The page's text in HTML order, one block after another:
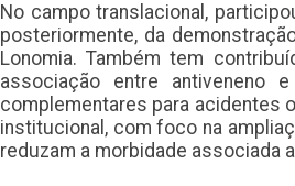
No campo translacional,
posteriormente, da
Lonomia. Também tem
associação entre antiveneno
complementares para acidentes
institucional, com foco na
reduzam a morbidade associada